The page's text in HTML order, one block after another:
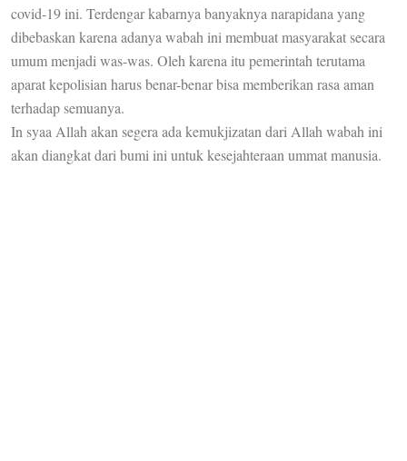
covid-19 ini. Terdengar kabarnya banyaknya narapidana yang
dibebaskan karena adanya wabah ini membuat masyarakat secara
umum menjadi was-was. Oleh karena itu pemerintah terutama
aparat kepolisian harus benar-benar bisa memberikan rasa aman
terhadap semuanya.
In syaa Allah akan segera ada kemukjizatan dari Allah wabah ini
akan diangkat dari bumi ini untuk kesejahteraan ummat manusia.